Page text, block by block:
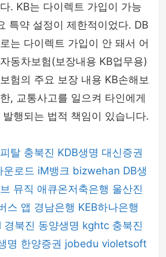
. KB는 다이렉트 가입이 가능
특약 설정이 제한적이었다. DB
는 다이렉트 가입이 안 돼서 어
동차보험(보장내용 KB업무용)
험의 주요 보장 내용 KB손해보
, 교통사고를 일으켜 타인에게
행되는 법적 책임이 있습니다.
탈 충북진 KDB생명 대신증권
운로드 iM뱅크 bizwehan DB생
뮤직 애큐온저축은행 울산진
스 앱 경남은행 KEB하나은행
경북진 동양생명 kghtc 충북진
명 한양증권 jobedu violetsoft